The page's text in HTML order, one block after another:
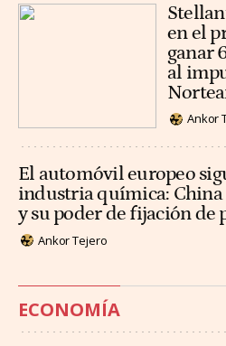
en el
ganar
al
Ankor
El automóvil europeo
industria química: China
y su poder de fijación de
Ankor Tejero
ECONOMÍA